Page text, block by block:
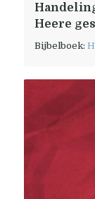
Heere
Bijbelboek: